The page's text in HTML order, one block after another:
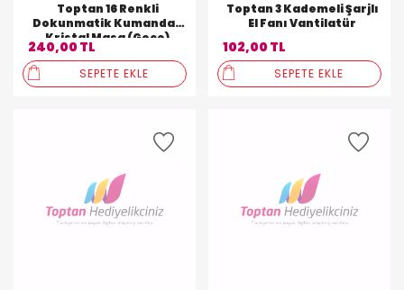
Toptan 16 Renkli
Dokunmatik Kumandalı
Kristal Masa (Gece)
Lambası
240,00 TL
SEPETE EKLE
Toptan 3 Kademeli Şarjlı
El Fanı Vantilatür
102,00 TL
SEPETE EKLE